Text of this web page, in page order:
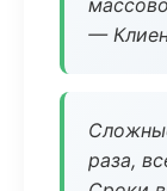
—
раза,